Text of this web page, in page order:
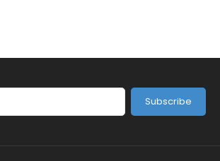
Subscribe